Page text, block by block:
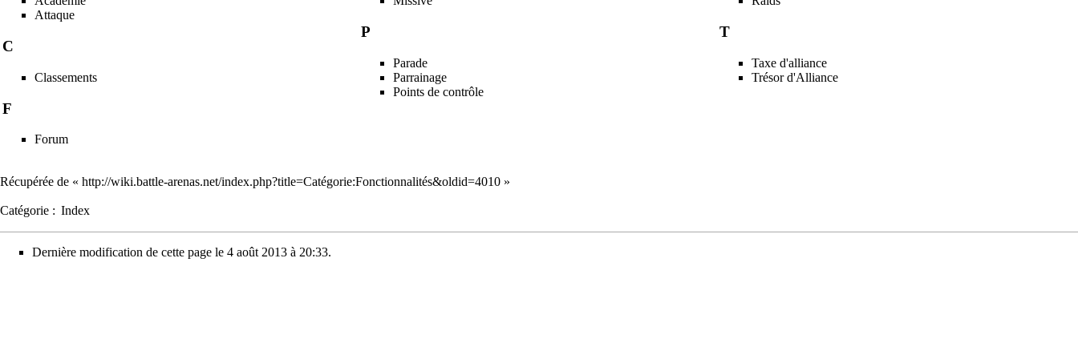
Attaque
C
Classements
F
Forum
P
Parade
Parrainage
Points de contrôle
T
Taxe d'alliance
Trésor d'Alliance
Récupérée de « http://wiki.battle-arenas.net/index.php?title=Catégorie:Fonctionnalités&oldid=4010 »
Catégorie : Index
Dernière modification de cette page le 4 août 2013 à 20:33.